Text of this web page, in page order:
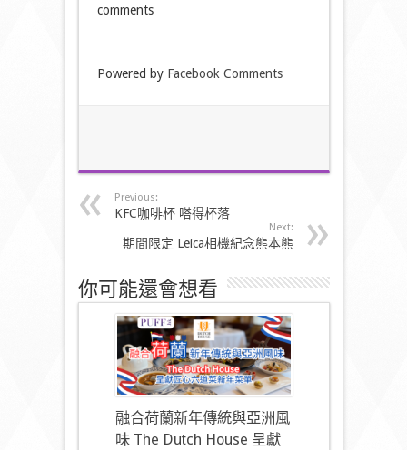
comments
Powered by Facebook Comments
Previous:
KFC咖啡杯 嗒得杯落
Next:
期間限定 Leica相機紀念熊本熊
你可能還會想看
融合荷蘭新年傳統與亞洲風
味 The Dutch House 呈獻